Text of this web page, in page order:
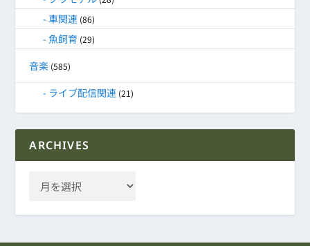
車関連 (86)
魚飼育 (29)
音楽 (585)
ライブ配信関連 (21)
ARCHIVES